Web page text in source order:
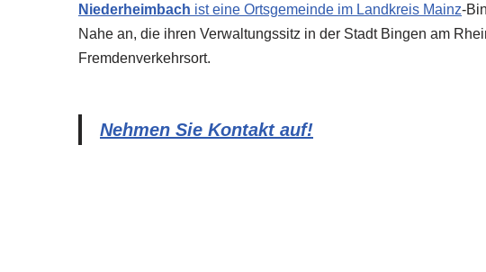
Niederheimbach ist eine Ortsgemeinde im Landkreis Mainz-
Nahe an, die ihren Verwaltungssitz in der Stadt Bingen am
Fremdenverkehrsort.
Nehmen Sie Kontakt auf!